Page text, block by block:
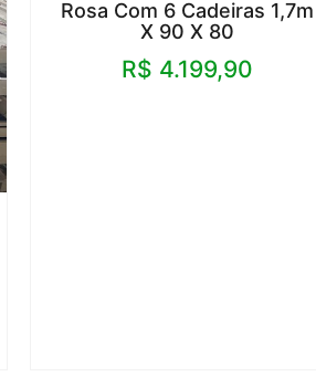
Rosa Com 6 Cadeiras 1,7m
X 90 X 80
R$ 4.199,90